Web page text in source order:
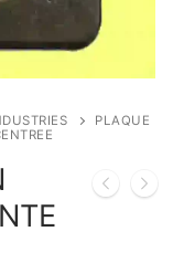
PLAQUE